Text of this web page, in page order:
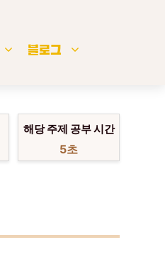
블로그
해당 주제 공부 시간
6초